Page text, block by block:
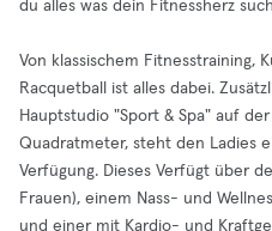
du alles was dein Fitnessherz
Von klassischem Fitnesstraining,
Racquetball ist alles dabei.
Hauptstudio "Sport & Spa" auf
Quadratmeter, steht den Ladies
Verfügung. Dieses Verfügt über
Frauen), einem Nass- und
und einer mit Kardio- und